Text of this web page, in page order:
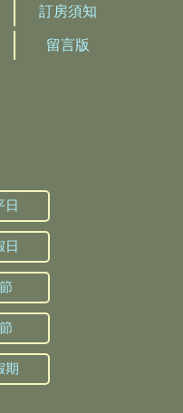
果是現金退款，通常是一
是下班時間申請退訂，
入帳,謝謝。
看見
信件以及簡訊中，有我
電詢問。
我們只有5大1小也可以8
是兩張雙人嗎
（每房兩張雙人床）。
間四人房。
訂房須知
留言版
日
日
期